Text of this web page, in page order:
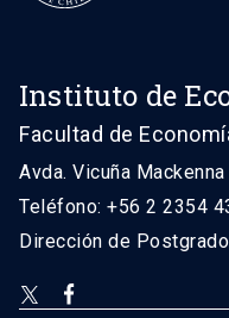
Instituto de
Facultad de
Avda. Vicuña
Teléfono: +56 2 2354
Dirección de